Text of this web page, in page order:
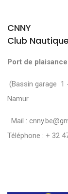
CNNY
Club
Port de
(Bassin
Namur
Mail :
Téléphone : + 32